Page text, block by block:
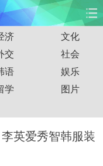
际 财经
事 教育
人 汽车
济
文化
交
社会
语
娱乐
学
图片
英爱秀智韩服装